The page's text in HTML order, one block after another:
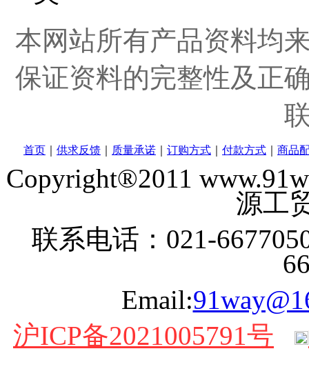
本网站所有产品资料均
保证资料的完整性及正
首页 供求反馈 质量承诺 订购方式 付款方式 商品
Copyright®2011
源工
联系电话：021-
Email:
沪ICP备2021005791号